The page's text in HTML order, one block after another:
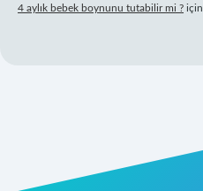
4 aylık bebek boynunu tutabilir mi ? için